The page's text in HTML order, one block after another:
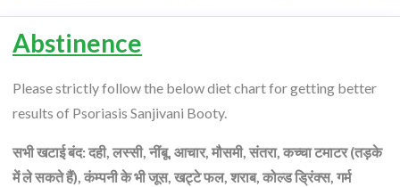
Abstinence
Please strictly follow the below diet chart for getting better
results of Psoriasis Sanjivani Booty.
सभी खटाई बंद: दही, लस्सी, नींबू, आचार, मौसमी, संतरा, कच्चा टमाटर (तड़के
में ले सकते हैं), कंम्पनी के भी जूस, खट्टे फल, शराब, कोल्ड ड्रिंक्स, गर्म